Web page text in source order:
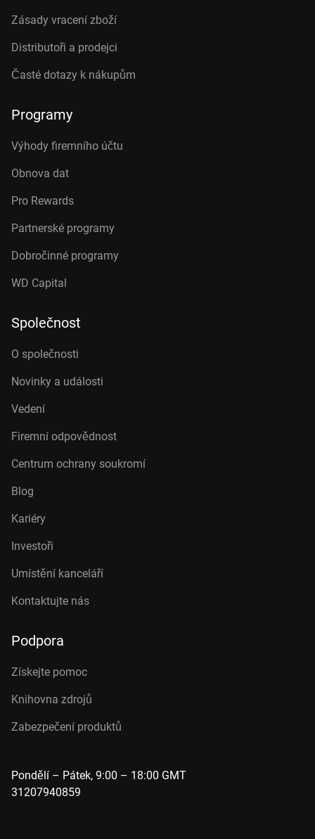
Zásady vracení zboží
Distributoři a prodejci
Časté dotazy k nákupům
Programy
Výhody firemního účtu
Obnova dat
Pro Rewards
Partnerské programy
Dobročinné programy
WD Capital
Společnost
O společnosti
Novinky a události
Vedení
Firemní odpovědnost
Centrum ochrany soukromí
Blog
Kariéry
Investoři
Umístění kanceláří
Kontaktujte nás
Podpora
Získejte pomoc
Knihovna zdrojů
Zabezpečení produktů
Pondělí – Pátek, 9:00 – 18:00 GMT
31207940859